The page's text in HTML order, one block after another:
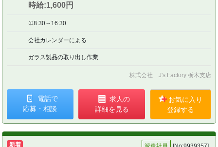
時給:1,600円
①8:30～16:30
会社カレンダーによる
ガラス製品の取り出し作業
株式会社 J's Factory 栃木支店
電話で
応募・相談
求人の
詳細を見る
お気に入り
登録する
新着